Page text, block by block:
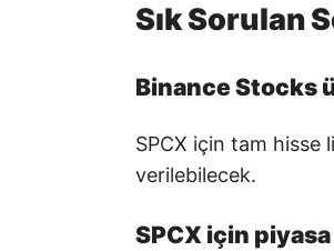
Sık Sorulan
Binance Stocks
SPCX için tam hisse
verilebilecek.
SPCX için